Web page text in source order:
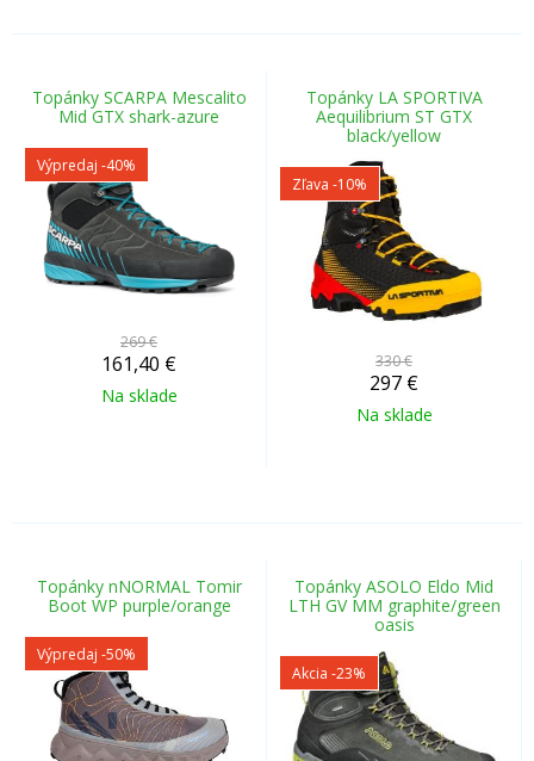
Topánky SCARPA Mescalito
Mid GTX shark-azure
Výpredaj -40%
269 €
161,40 €
Na sklade
Topánky LA SPORTIVA
Aequilibrium ST GTX
black/yellow
Zľava -10%
330 €
297 €
Na sklade
Topánky nNORMAL Tomir
Boot WP purple/orange
Výpredaj -50%
Topánky ASOLO Eldo Mid
LTH GV MM graphite/green
oasis
Akcia -23%